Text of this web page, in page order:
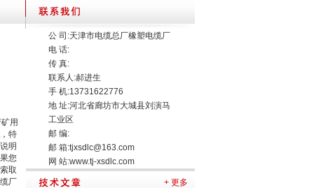
用
特
明
您
取
厂
公 司:天津市电缆总厂橡塑电缆厂
电 话:
传 真:
联系人:郝进生
手 机:13731622776
地 址:河北省廊坊市大城县刘演马
工业区
邮 编:
邮 箱:tjxsdlc@163.com
网 站:www.tj-xsdlc.com
+ 更多